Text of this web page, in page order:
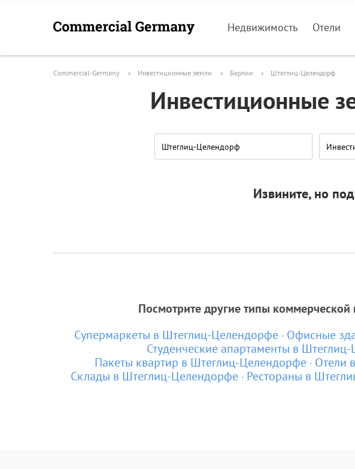
Недвижимость Отели
Commercial-Germany Инвестиционные земли Берлин Штеглиц-Целендорф
Инвестиционные
Штеглиц-Целендорф
Извините, но
Посмотрите другие типы
Супермаркеты в Штеглиц-Целендорфе Офисные
Студенческие апартаменты в
Пакеты квартир в Штеглиц-Целендорфе Отели
Склады в Штеглиц-Целендорфе Рестораны в